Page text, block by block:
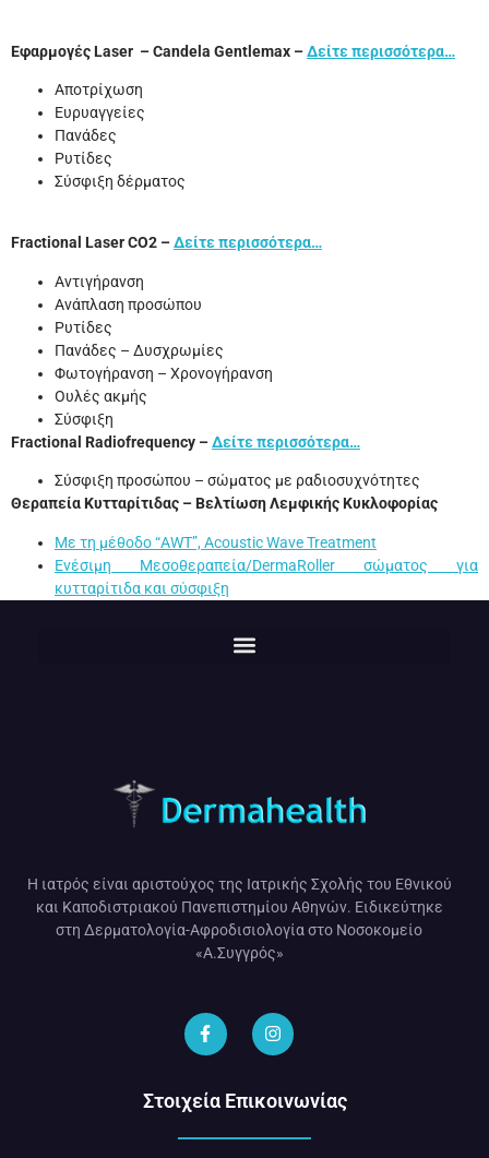
Εφαρμογές Laser – Candela Gentlemax –Δείτε περισσότερα…
Αποτρίχωση
Ευρυαγγείες
Πανάδες
Ρυτίδες
Σύσφιξη δέρματος
Fractional Laser CO2 –Δείτε περισσότερα…
Αντιγήρανση
Ανάπλαση προσώπου
Ρυτίδες
Πανάδες – Δυσχρωμίες
Φωτογήρανση – Χρονογήρανση
Ουλές ακμής
Σύσφιξη
Fractional Radiofrequency –Δείτε περισσότερα…
Σύσφιξη προσώπου – σώματος με ραδιοσυχνότητες
Θεραπεία Κυτταρίτιδας – Βελτίωση Λεμφικής Κυκλοφορίας
Με τη μέθοδο “AWT”, Acoustic Wave Treatment
Ενέσιμη Μεσοθεραπεία/DermaRoller σώματος για
κυτταρίτιδα και σύσφιξη
Η ιατρός είναι αριστούχος της Ιατρικής Σχολής του Εθνικού
και Καποδιστριακού Πανεπιστημίου Αθηνών. Ειδικεύτηκε
στη Δερματολογία-Αφροδισιολογία στο Νοσοκομείο
«Α.Συγγρός»
Στοιχεία Επικοινωνίας